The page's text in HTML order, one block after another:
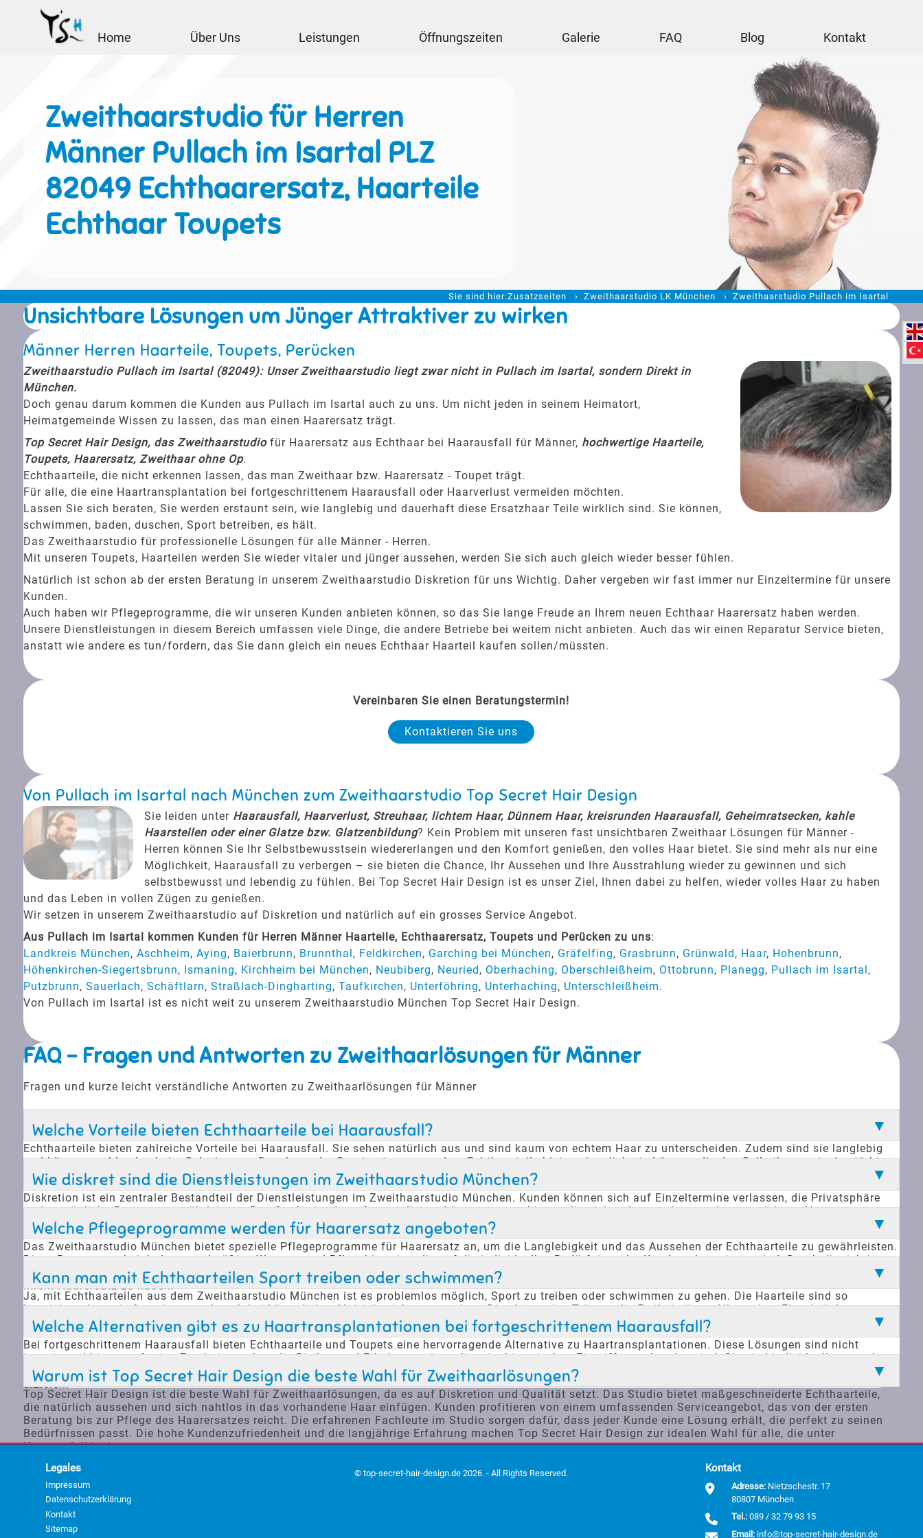
Home Über Uns Leistungen Öffnungszeiten Galerie FAQ Blog Kontakt
Zweithaarstudio für Herren
Männer Pullach im Isartal PLZ
82049 Echthaarersatz, Haarteile
Echthaar Toupets
Sie sind hier:Zusatzseiten Zweithaarstudio LK München Zweithaarstudio Pullach im Isartal
Unsichtbare Lösungen um Jünger Attraktiver zu wirken
Männer Herren Haarteile, Toupets, Perücken
Zweithaarstudio Pullach im Isartal (82049): Unser Zweithaarstudio liegt zwar nicht in Pullach im Isartal, sondern Direkt in
München.
Doch genau darum kommen die Kunden aus Pullach im Isartal auch zu uns. Um nicht jeden in seinem Heimatort,
Heimatgemeinde Wissen zu lassen, das man einen Haarersatz trägt.
Top Secret Hair Design, das Zweithaarstudio für Haarersatz aus Echthaar bei Haarausfall für Männer, hochwertige Haarteile,
Toupets, Haarersatz, Zweithaar ohne Op.
Echthaarteile, die nicht erkennen lassen, das man Zweithaar bzw. Haarersatz - Toupet trägt.
Für alle, die eine Haartransplantation bei fortgeschrittenem Haarausfall oder Haarverlust vermeiden möchten.
Lassen Sie sich beraten, Sie werden erstaunt sein, wie langlebig und dauerhaft diese Ersatzhaar Teile wirklich sind. Sie können,
schwimmen, baden, duschen, Sport betreiben, es hält.
Das Zweithaarstudio für professionelle Lösungen für alle Männer - Herren.
Mit unseren Toupets, Haarteilen werden Sie wieder vitaler und jünger aussehen, werden Sie sich auch gleich wieder besser fühlen.
Natürlich ist schon ab der ersten Beratung in unserem Zweithaarstudio Diskretion für uns Wichtig. Daher vergeben wir fast immer nur Einzeltermine für unsere
Kunden.
Auch haben wir Pflegeprogramme, die wir unseren Kunden anbieten können, so das Sie lange Freude an Ihrem neuen Echthaar Haarersatz haben werden.
Unsere Dienstleistungen in diesem Bereich umfassen viele Dinge, die andere Betriebe bei weitem nicht anbieten. Auch das wir einen Reparatur Service bieten,
anstatt wie andere es tun/fordern, das Sie dann gleich ein neues Echthaar Haarteil kaufen sollen/müssten.
Vereinbaren Sie einen Beratungstermin!
Kontaktieren Sie uns
Von Pullach im Isartal nach München zum Zweithaarstudio Top Secret Hair Design
Sie leiden unter Haarausfall, Haarverlust, Streuhaar, lichtem Haar, Dünnem Haar, kreisrunden Haarausfall, Geheimratsecken, kahle
Haarstellen oder einer Glatze bzw. Glatzenbildung? Kein Problem mit unseren fast unsichtbaren Zweithaar Lösungen für Männer -
Herren können Sie Ihr Selbstbewusstsein wiedererlangen und den Komfort genießen, den volles Haar bietet. Sie sind mehr als nur eine
Möglichkeit, Haarausfall zu verbergen – sie bieten die Chance, Ihr Aussehen und Ihre Ausstrahlung wieder zu gewinnen und sich
selbstbewusst und lebendig zu fühlen. Bei Top Secret Hair Design ist es unser Ziel, Ihnen dabei zu helfen, wieder volles Haar zu haben
und das Leben in vollen Zügen zu genießen.
Wir setzen in unserem Zweithaarstudio auf Diskretion und natürlich auf ein grosses Service Angebot.
Aus Pullach im Isartal kommen Kunden für Herren Männer Haarteile, Echthaarersatz, Toupets und Perücken zu uns:
Landkreis München, Aschheim, Aying, Baierbrunn, Brunnthal, Feldkirchen, Garching bei München, Gräfelfing, Grasbrunn, Grünwald, Haar, Hohenbrunn,
Höhenkirchen-Siegertsbrunn, Ismaning, Kirchheim bei München, Neubiberg, Neuried, Oberhaching, Oberschleißheim, Ottobrunn, Planegg, Pullach im Isartal,
Putzbrunn, Sauerlach, Schäftlarn, Straßlach-Dingharting, Taufkirchen, Unterföhring, Unterhaching, Unterschleißheim.
Von Pullach im Isartal ist es nicht weit zu unserem Zweithaarstudio München Top Secret Hair Design.
FAQ - Fragen und Antworten zu Zweithaarlösungen für Männer
Fragen und kurze leicht verständliche Antworten zu Zweithaarlösungen für Männer
Welche Vorteile bieten Echthaarteile bei Haarausfall?
Echthaarteile bieten zahlreiche Vorteile bei Haarausfall. Sie sehen natürlich aus und sind kaum von echtem Haar zu unterscheiden. Zudem sind sie langlebig
und können problemlos beim Schwimmen, Duschen oder Sport getragen werden. Echthaarteile bieten eine diskrete Lösung, die das Selbstbewusstsein stärkt
und das Aussehen verbessert. Sie sind eine hervorragende Alternative zu Haartransplantationen und bieten Komfort und Flexibilität im Alltag.
Wie diskret sind die Dienstleistungen im Zweithaarstudio München?
Diskretion ist ein zentraler Bestandteil der Dienstleistungen im Zweithaarstudio München. Kunden können sich auf Einzeltermine verlassen, die Privatsphäre
und persönliche Beratung gewährleisten. Das Studio ist darauf spezialisiert, Lösungen anzubieten, die nicht erkennen lassen, dass es sich um Haarersatz
handelt. Dies ermöglicht es den Kunden, ihr neues Aussehen selbstbewusst zu tragen, ohne sich Sorgen über die Meinung anderer machen zu müssen.
Welche Pflegeprogramme werden für Haarersatz angeboten?
Das Zweithaarstudio München bietet spezielle Pflegeprogramme für Haarersatz an, um die Langlebigkeit und das Aussehen der Echthaarteile zu gewährleisten.
Diese Programme beinhalten regelmäßige Wartung und Pflegehinweise, die auf die individuellen Bedürfnisse der Kunden abgestimmt sind. Durch die richtige
Pflege bleibt der Haarersatz in einem optimalen Zustand und behält seine natürliche Optik. Kunden erhalten umfassende Unterstützung, um lange Freude an
ihrem Haarersatz zu haben.
Kann man mit Echthaarteilen Sport treiben oder schwimmen?
Ja, mit Echthaarteilen aus dem Zweithaarstudio München ist es problemlos möglich, Sport zu treiben oder schwimmen zu gehen. Die Haarteile sind so
konzipiert, dass sie fest sitzen und auch bei körperlicher Aktivität nicht verrutschen. Dies bietet den Trägern die Freiheit, ihren Alltag ohne Einschränkungen zu
genießen. Die Qualität und Verarbeitung der Echthaarteile sorgen dafür, dass sie auch unter anspruchsvollen Bedingungen ihre Form und Funktion behalten.
Welche Alternativen gibt es zu Haartransplantationen bei fortgeschrittenem Haarausfall?
Bei fortgeschrittenem Haarausfall bieten Echthaarteile und Toupets eine hervorragende Alternative zu Haartransplantationen. Diese Lösungen sind nicht
invasiv und bieten sofortige Ergebnisse, ohne die Risiken und Erholungszeiten, die mit chirurgischen Eingriffen verbunden sind. Sie sind individuell anpassbar
und bieten eine natürliche Optik, die das Selbstbewusstsein stärkt. Kunden können aus einer Vielzahl von Stilen und Farben wählen, um den perfekten Look zu
erzielen.
Warum ist Top Secret Hair Design die beste Wahl für Zweithaarlösungen?
Top Secret Hair Design ist die beste Wahl für Zweithaarlösungen, da es auf Diskretion und Qualität setzt. Das Studio bietet maßgeschneiderte Echthaarteile,
die natürlich aussehen und sich nahtlos in das vorhandene Haar einfügen. Kunden profitieren von einem umfassenden Serviceangebot, das von der ersten
Beratung bis zur Pflege des Haarersatzes reicht. Die erfahrenen Fachleute im Studio sorgen dafür, dass jeder Kunde eine Lösung erhält, die perfekt zu seinen
Bedürfnissen passt. Die hohe Kundenzufriedenheit und die langjährige Erfahrung machen Top Secret Hair Design zur idealen Wahl für alle, die unter
Haarausfall leiden.
Legales
Impressum
Datenschutzerklärung
Kontakt
Sitemap
Kontakt
Adresse: Nietzschestr. 17
80807 München
Tel.: 089 / 32 79 93 15
Email: info@top-secret-hair-design.de
© top-secret-hair-design.de 2026. - All Rights Reserved.